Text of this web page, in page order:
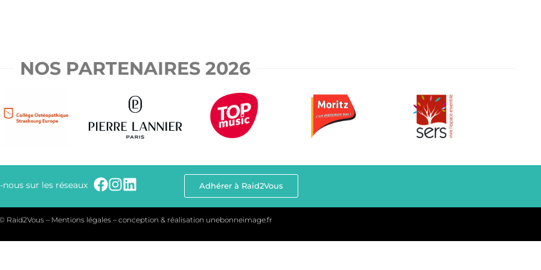
NOS PARTENAIRES 2026
nous sur les réseaux Adhérer à Raid2Vous
Raid2Vous – Mentions légales – conception & réalisation unebonneimage.fr